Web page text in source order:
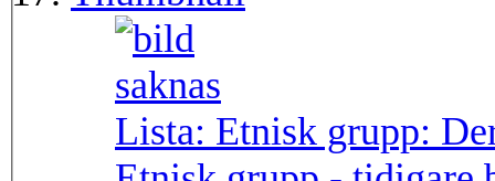
Lista: Etnisk grupp: